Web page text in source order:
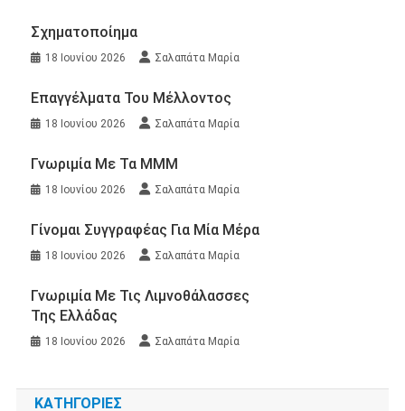
Σχηματοποίημα
18 Ιουνίου 2026 Σαλαπάτα Μαρία
Επαγγέλματα Του Μέλλοντος
18 Ιουνίου 2026 Σαλαπάτα Μαρία
Γνωριμία Με Τα ΜΜΜ
18 Ιουνίου 2026 Σαλαπάτα Μαρία
Γίνομαι Συγγραφέας Για Μία Μέρα
18 Ιουνίου 2026 Σαλαπάτα Μαρία
Γνωριμία Με Τις Λιμνοθάλασσες
Της Ελλάδας
18 Ιουνίου 2026 Σαλαπάτα Μαρία
KΑΤΗΓΟΡΊΕΣ